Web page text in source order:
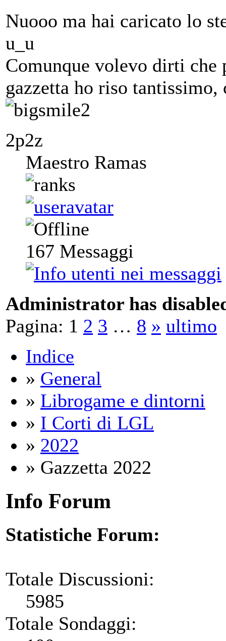
Nuooo ma hai caricato lo
u_u
Comunque volevo dirti che
gazzetta ho riso
2p2z
Maestro Ramas
167 Messaggi
Administrator has
Pagina: 1 2 3 … 8 » ultimo
Indice
» General
» Librogame e dintorni
» I Corti di LGL
» 2022
» Gazzetta 2022
Info Forum
Statistiche Forum:
Totale Discussioni:
5985
Totale Sondaggi: